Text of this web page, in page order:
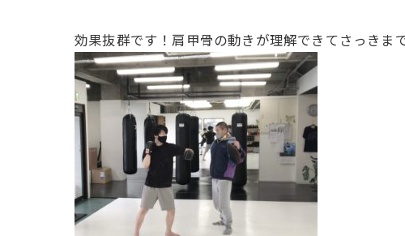
効果抜群です！肩甲骨の動きが理解できてさっきま